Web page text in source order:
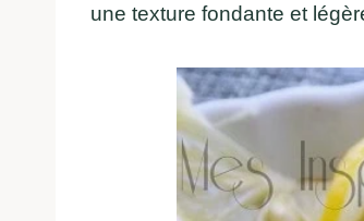
une texture fondante et